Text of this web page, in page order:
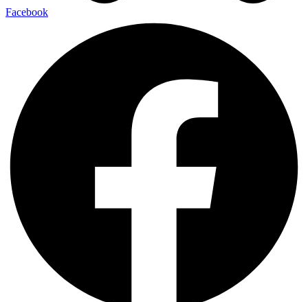
Facebook